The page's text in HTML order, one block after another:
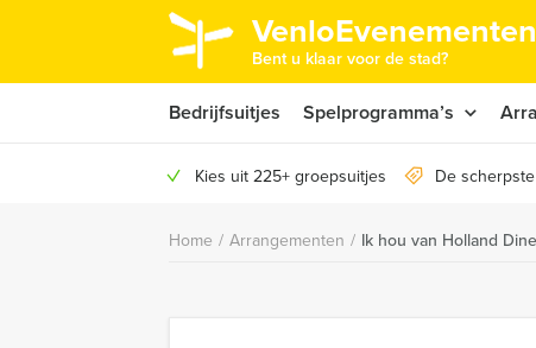
Bent u klaar voor de stad?
Bedrijfsuitjes Spelprogramma’s
Kies uit 225+ groepsuitjes De
Home / Arrangementen / Ik hou van Holland